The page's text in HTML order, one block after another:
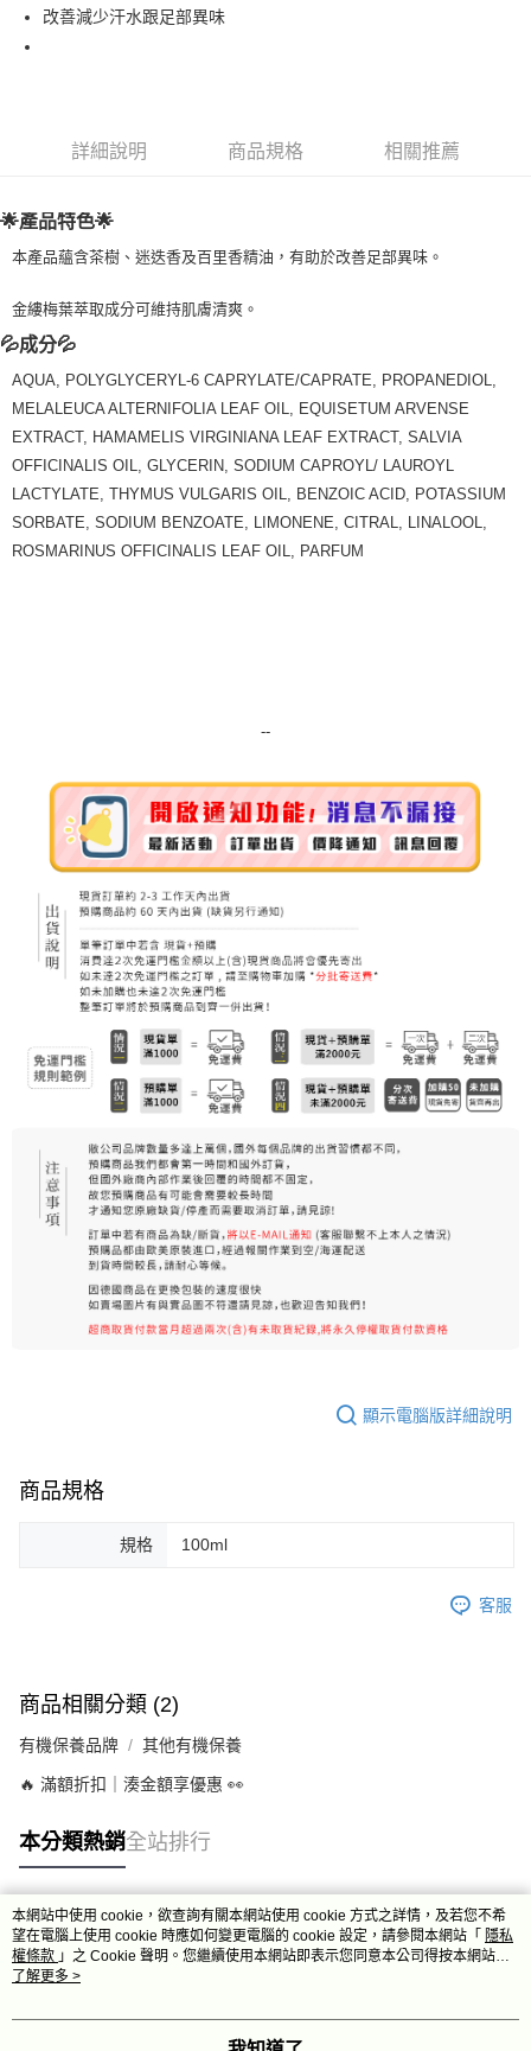
街口支付
ATM付款
運送方式
全家取貨付款
全家純取貨 (先付款
7-11取貨付款
每筆NT$80，滿NT$999(含以上)免運費
每筆NT$80，滿NT$999(含以上)免運費
宅配
改善減少汗水跟足部異味
詳細說明 商品規格 相關推薦
🌟產品特色🌟
本產品蘊含茶樹、迷迭香及百里香精油，有助於改善足部異味。
金縷梅葉萃取成分可維持肌膚清爽。
💦成分💦
AQUA, POLYGLYCERYL-6 CAPRYLATE/CAPRATE, PROPANEDIOL,
MELALEUCA ALTERNIFOLIA LEAF OIL, EQUISETUM ARVENSE
EXTRACT, HAMAMELIS VIRGINIANA LEAF EXTRACT, SALVIA
OFFICINALIS OIL, GLYCERIN, SODIUM CAPROYL/ LAUROYL
LACTYLATE, THYMUS VULGARIS OIL, BENZOIC ACID, POTASSIUM
SORBATE, SODIUM BENZOATE, LIMONENE, CITRAL, LINALOOL,
ROSMARINUS OFFICINALIS LEAF OIL, PARFUM
--
顯示電腦版詳細說明
商品規格
規格 100ml
客服
商品相關分類 (2)
有機保養品牌 其他有機保養
🔥 滿額折扣｜湊金額享優惠 👀
本分類熱銷全站排行
熱門標籤
本網站中使用 cookie，欲查詢有關本網站使用 cookie 方式之詳情，及若您不希
望在電腦上使用 cookie 時應如何變更電腦的 cookie 設定，請參閱本網站「 隱私
權條款 」之 Cookie 聲明。您繼續使用本網站即表示您同意本公司得按本網站使
用條款之 Cookie 聲明使用 cookie。
了解更多 >